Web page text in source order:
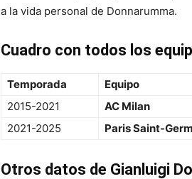
a la vida personal de Donnarumma.
Cuadro con todos los
Temporada Equipo
2015-2021
AC Milan
2021-2025
Paris Saint-
Otros datos de Gianluigi